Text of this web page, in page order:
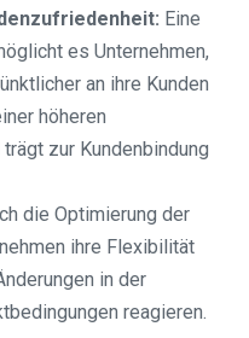
Eine
es Unternehmen,
an ihre Kunden
höheren
zur Kundenbindung
die Optimierung der
ihre Flexibilität
in der
reagieren.